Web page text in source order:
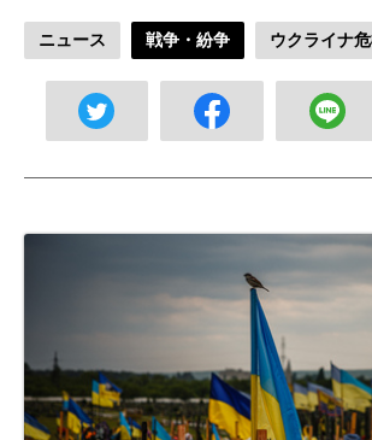
ニュース 戦争・紛争 ウクライナ